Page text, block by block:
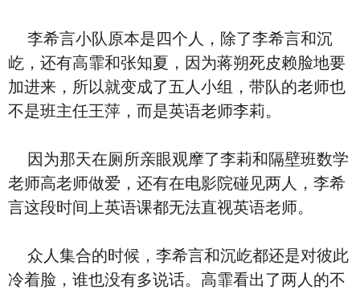
李希言小队原本是四个人，除了李希言和沉
屹，还有高霏和张知夏，因为蒋朔死皮赖脸地要
加进来，所以就变成了五人小组，带队的老师也
不是班主任王萍，而是英语老师李莉。
因为那天在厕所亲眼观摩了李莉和隔壁班数学
老师高老师做爱，还有在电影院碰见两人，李希
言这段时间上英语课都无法直视英语老师。
众人集合的时候，李希言和沉屹都还是对彼此
冷着脸，谁也没有多说话。高霏看出了两人的不